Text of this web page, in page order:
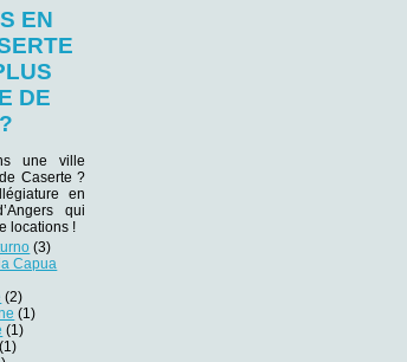
EN
DE
une ville
Caserte ?
en
qui
locations !
(3)
Capua
(2)
(1)
(1)
(1)